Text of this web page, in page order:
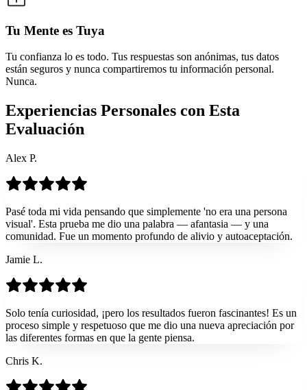
Tu Mente es Tuya
Tu confianza lo es todo. Tus respuestas son anónimas, tus datos
están seguros y nunca compartiremos tu información personal.
Nunca.
Experiencias Personales con Esta
Evaluación
Alex P.
Pasé toda mi vida pensando que simplemente 'no era una persona
visual'. Esta prueba me dio una palabra — afantasia — y una
comunidad. Fue un momento profundo de alivio y autoaceptación.
Jamie L.
Solo tenía curiosidad, ¡pero los resultados fueron fascinantes! Es un
proceso simple y respetuoso que me dio una nueva apreciación por
las diferentes formas en que la gente piensa.
Chris K.